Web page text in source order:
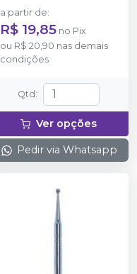
a partir de:
R$ 19,85 no Pix
ou R$ 20,90 nas demais
condições
Qtd :
Ver opções
Pedir via Whatsapp